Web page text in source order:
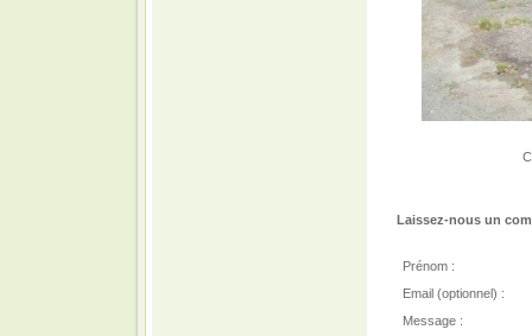
Laissez-nous un
Prénom :
Email (optionnel) :
Message :